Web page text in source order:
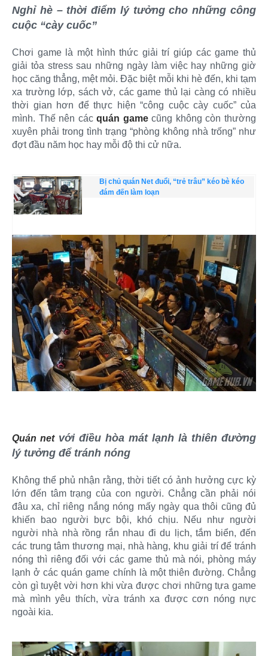
Nghỉ hè – thời điểm lý tưởng cho những công
cuộc “cày cuốc”
Chơi game là một hình thức giải trí giúp các game thủ
giải tỏa stress sau những ngày làm việc hay những giờ
học căng thẳng, mệt mỏi. Đặc biệt mỗi khi hè đến, khi tạm
xa trường lớp, sách vở, các game thủ lại càng có nhiều
thời gian hơn để thực hiện “công cuộc cày cuốc” của
mình. Thế nên cácquán gamecũng không còn thường
xuyên phải trong tình trạng “phòng không nhà trống” như
đợt đầu năm học hay mỗi độ thi cử nữa.
Bị chủ quán Net đuổi, “trẻ trâu” kéo bè kéo
đám đến làm loạn
Quán netvới điều hòa mát lạnh là thiên đường
lý tưởng để tránh nóng
Không thể phủ nhận rằng, thời tiết có ảnh hưởng cực kỳ
lớn đến tâm trạng của con người. Chẳng cần phải nói
đâu xa, chỉ riêng nắng nóng mấy ngày qua thôi cũng đủ
khiến bao người bực bội, khó chịu. Nếu như người
người nhà nhà rồng rắn nhau đi du lịch, tắm biển, đến
các trung tâm thương mại, nhà hàng, khu giải trí để tránh
nóng thì riêng đối với các game thủ mà nói, phòng máy
lạnh ở các quán game chính là một thiên đường. Chẳng
còn gì tuyệt vời hơn khi vừa được chơi những tựa game
mà mình yêu thích, vừa tránh xa được cơn nóng nực
ngoài kia.